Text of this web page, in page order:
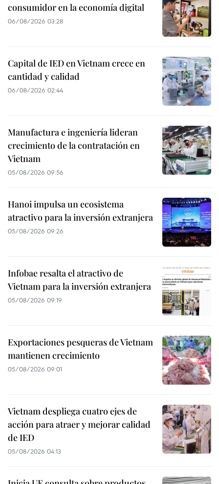
consumidor en la economía digital
06/08/2026 03:28
Capital de IED en Vietnam crece en
cantidad y calidad
06/08/2026 02:44
Manufactura e ingeniería lideran
crecimiento de la contratación en
Vietnam
05/08/2026 09:56
Hanoi impulsa un ecosistema
atractivo para la inversión extranjera
05/08/2026 09:26
Infobae resalta el atractivo de
Vietnam para la inversión extranjera
05/08/2026 09:19
Exportaciones pesqueras de Vietnam
mantienen crecimiento
05/08/2026 09:01
Vietnam despliega cuatro ejes de
acción para atraer y mejorar calidad
de IED
05/08/2026 04:13